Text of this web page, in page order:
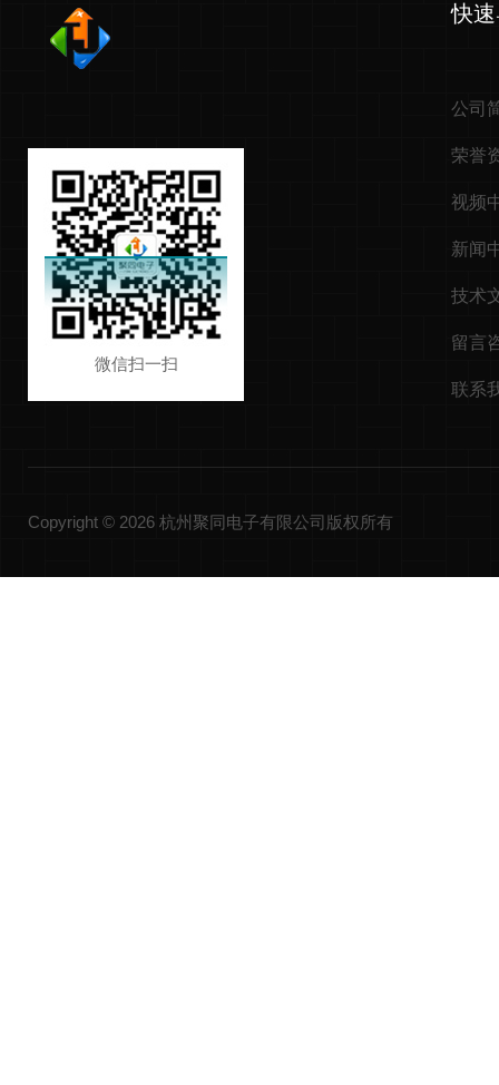
微信扫一扫
快
公司
荣誉
视频
新闻
技术
留言
联系
Copyright © 2026 杭州聚同电子有限公司版权所有